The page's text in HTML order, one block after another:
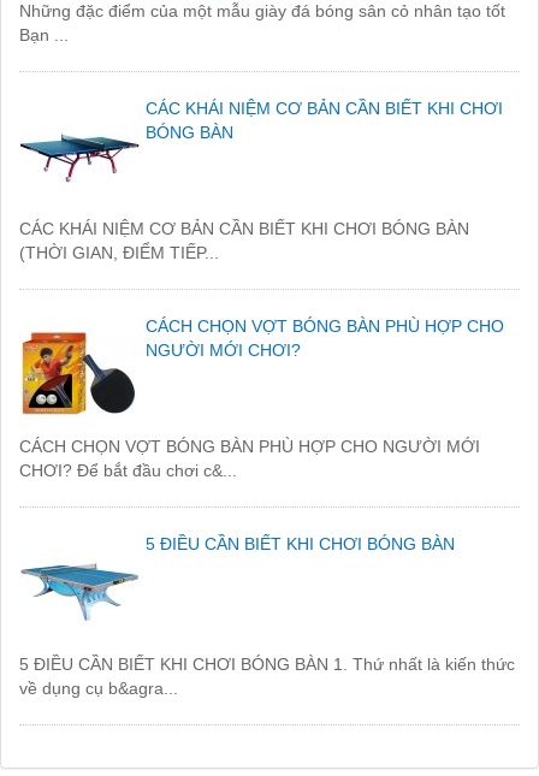
Những đặc điểm của một mẫu giày đá bóng sân cỏ nhân tạo tốt
Bạn ...
CÁC KHÁI NIỆM CƠ BẢN CẦN BIẾT KHI CHƠI
BÓNG BÀN
CÁC KHÁI NIỆM CƠ BẢN CẦN BIẾT KHI CHƠI BÓNG BÀN
(THỜI GIAN, ĐIỂM TIẾP...
CÁCH CHỌN VỢT BÓNG BÀN PHÙ HỢP CHO
NGƯỜI MỚI CHƠI?
CÁCH CHỌN VỢT BÓNG BÀN PHÙ HỢP CHO NGƯỜI MỚI
CHƠI? Để bắt đầu chơi c&...
5 ĐIỀU CẦN BIẾT KHI CHƠI BÓNG BÀN
5 ĐIỀU CẦN BIẾT KHI CHƠI BÓNG BÀN 1. Thứ nhất là kiến thức
về dụng cụ b&agra...